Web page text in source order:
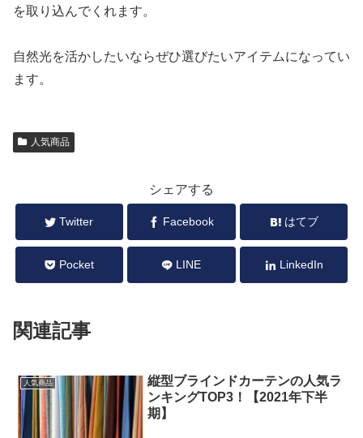
を取り込んでくれます。
自然光を活かしたいならぜひ選びたいアイテムになってい
ます。
人気商品
シェアする
Twitter Facebook はてブ
Pocket LINE LinkedIn
関連記事
人気商品
縦型ブラインドカーテンの人気ラ
ンキングTOP3！【2021年下半
期】